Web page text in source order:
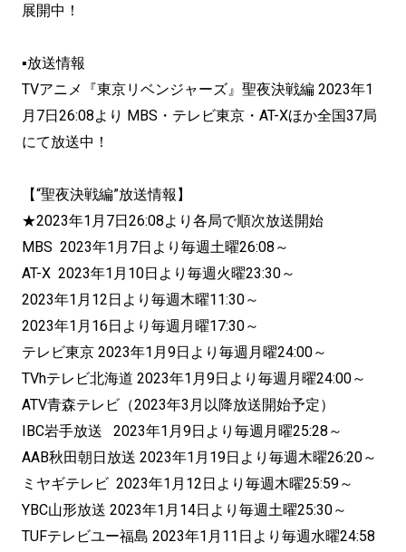
展開中！
▪放送情報
TVアニメ『東京リベンジャーズ』聖夜決戦編 2023年1
月7日26:08より MBS・テレビ東京・AT-Xほか全国37局
にて放送中！
【“聖夜決戦編”放送情報】
★2023年1月7日26:08より各局で順次放送開始
MBS 2023年1月7日より毎週土曜26:08～
AT-X 2023年1月10日より毎週火曜23:30～
2023年1月12日より毎週木曜11:30～
2023年1月16日より毎週月曜17:30～
テレビ東京 2023年1月9日より毎週月曜24:00～
TVhテレビ北海道 2023年1月9日より毎週月曜24:00～
ATV青森テレビ（2023年3月以降放送開始予定）
IBC岩手放送 2023年1月9日より毎週月曜25:28～
AAB秋田朝日放送 2023年1月19日より毎週木曜26:20～
ミヤギテレビ 2023年1月12日より毎週木曜25:59～
YBC山形放送 2023年1月14日より毎週土曜25:30～
TUFテレビユー福島 2023年1月11日より毎週水曜24:58